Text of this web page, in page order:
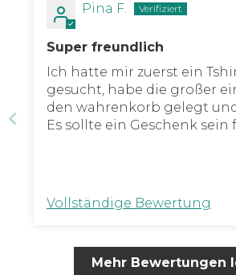
Pina F.
Super freundlich
Ich hatte mir zuerst ein
gesucht, habe die großer
den wahrenkorb gelegt
Es sollte ein Geschenk sein
dem fashion team sofort
geschrieben, ob sie
ein Männer Schnitt hat. Ich habe ich
wenigen Minuten eine
Vollständige Bewertung
Mehr Bewertungen